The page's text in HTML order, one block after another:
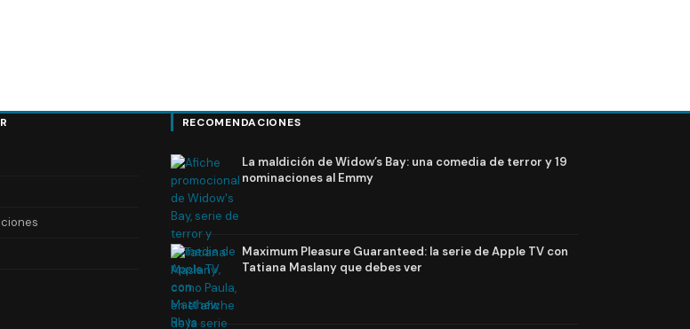
RECOMENDACIONES
La maldición de Widow’s Bay: una comedia de terror y 19
nominaciones al Emmy
Maximum Pleasure Guaranteed: la serie de Apple TV con
Tatiana Maslany que debes ver